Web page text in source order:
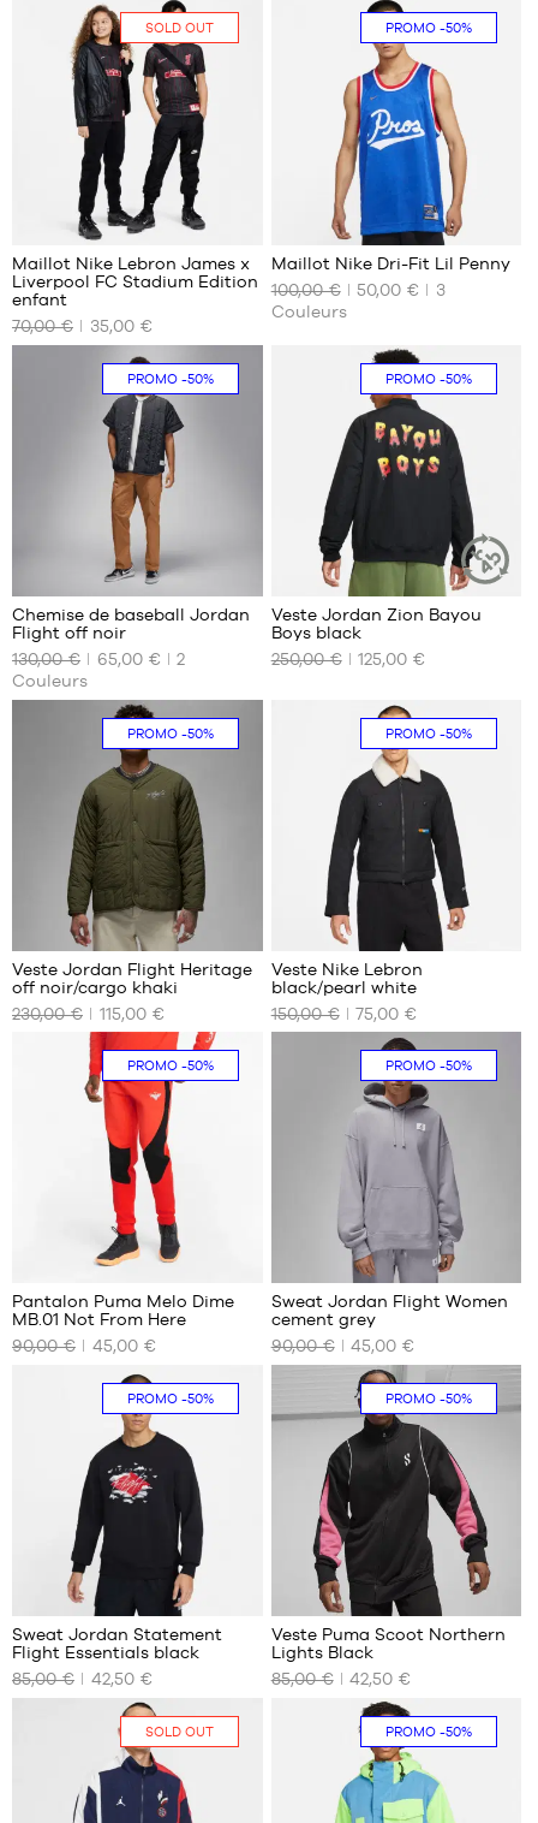
SOLD OUT
NOS
DISPONIBLES
1
Maillot Nike Lebron James x
Liverpool FC Stadium Edition
enfant
70,00 €
35,00 €
PROMO -50%
NOS
TAILLES
Maillot Nike Dri-Fit Lil Penny
100,00 €
50,00 €
3
Couleurs
PROMO-50%
NOS
TAILLES
DISPONIBLES
1
Chemise de baseball Jordan
Flight off noir
130,00 €
65,00 €
2
Couleurs
PROMO -50%
ARTICLE
NOS
TAILLES
1
Veste Jordan Zion Bayou
Boys black
250,00 €
125,00 €
PROMO-50%
NOS
TAILLES
DISPONIBLES
Veste Jordan Flight Heritage
off noir/cargo khaki
230,00 €
115,00 €
PROMO -50%
NOS
TAILLES
Veste Nike Lebron
black/pearl white
150,00 €
75,00 €
PROMO-50%
NOS
TAILLES
Pantalon Puma Melo Dime
MB.01 Not From Here
90,00 €
45,00 €
PROMO -50%
NOS
TAILLES
DISPONIBLES
XS
1
Sweat Jordan Flight Women
cement grey
90,00 €
45,00 €
PROMO-50%
NOS
TAILLES
Sweat Jordan Statement
Flight Essentials black
85,00 €
42,50 €
PROMO -50%
NOS
TAILLES
DISPONIBLES
1
Veste Puma Scoot Northern
Lights Black
85,00 €
42,50 €
SOLD OUT PROMO -50%